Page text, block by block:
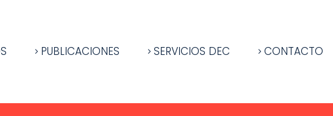
PUBLICACIONES SERVICIOS DEC CONTACTO